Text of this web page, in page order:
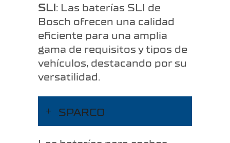
SLI : Las baterías SLI de
Bosch ofrecen una calidad
eficiente para una amplia
gama de requisitos y tipos de
vehículos, destacando por su
versatilidad.
SPARCO